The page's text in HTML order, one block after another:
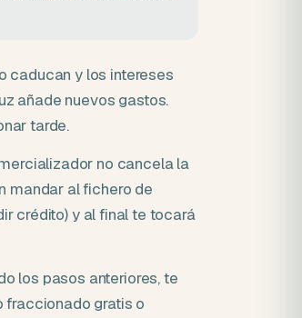
caducan y los intereses
añade nuevos gastos.
tarde.
no cancela la
mandar al fichero de
crédito) y al final te tocará
los pasos anteriores, te
fraccionado gratis o